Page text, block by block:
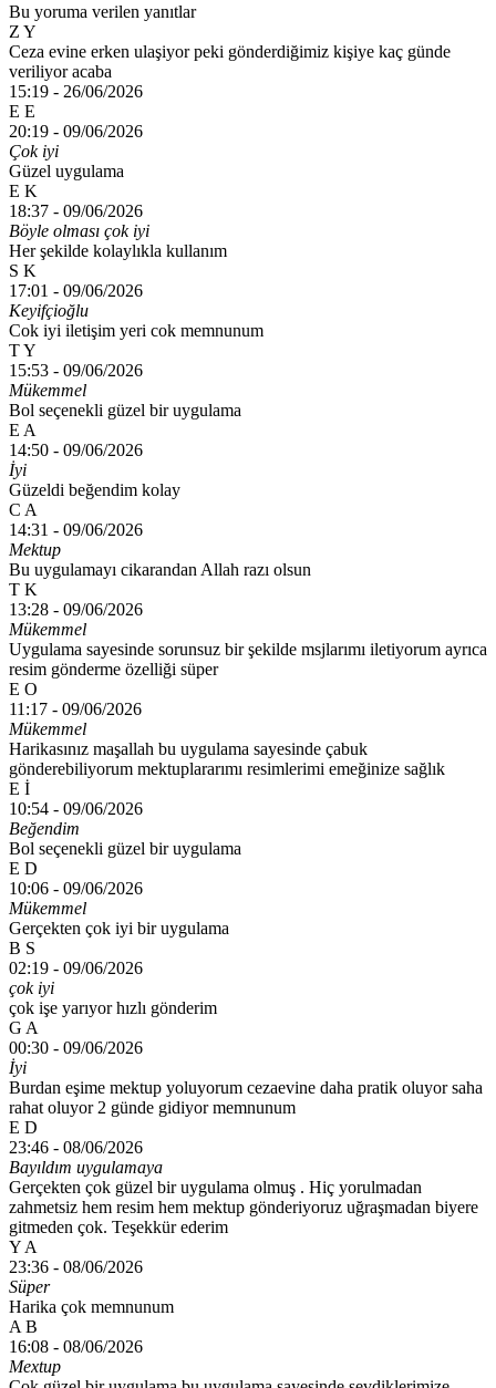
Bu yoruma verilen yanıtlar
Z Y
Ceza evine erken ulaşiyor peki gönderdiğimiz kişiye kaç günde
veriliyor acaba
15:19 - 26/06/2026
E E
20:19 - 09/06/2026
Çok iyi
Güzel uygulama
E K
18:37 - 09/06/2026
Böyle olması çok iyi
Her şekilde kolaylıkla kullanım
S K
17:01 - 09/06/2026
Keyifçioğlu
Cok iyi iletişim yeri cok memnunum
T Y
15:53 - 09/06/2026
Mükemmel
Bol seçenekli güzel bir uygulama
E A
14:50 - 09/06/2026
İyi
Güzeldi beğendim kolay
C A
14:31 - 09/06/2026
Mektup
Bu uygulamayı cikarandan Allah razı olsun
T K
13:28 - 09/06/2026
Mükemmel
Uygulama sayesinde sorunsuz bir şekilde msjlarımı iletiyorum ayrıca
resim gönderme özelliği süper
E O
11:17 - 09/06/2026
Mükemmel
Harikasınız maşallah bu uygulama sayesinde çabuk
gönderebiliyorum mektuplararımı resimlerimi emeğinize sağlık
E İ
10:54 - 09/06/2026
Beğendim
Bol seçenekli güzel bir uygulama
E D
10:06 - 09/06/2026
Mükemmel
Gerçekten çok iyi bir uygulama
B S
02:19 - 09/06/2026
çok iyi
çok işe yarıyor hızlı gönderim
G A
00:30 - 09/06/2026
İyi
Burdan eşime mektup yoluyorum cezaevine daha pratik oluyor saha
rahat oluyor 2 günde gidiyor memnunum
E D
23:46 - 08/06/2026
Bayıldım uygulamaya
Gerçekten çok güzel bir uygulama olmuş . Hiç yorulmadan
zahmetsiz hem resim hem mektup gönderiyoruz uğraşmadan biyere
gitmeden çok. Teşekkür ederim
Y A
23:36 - 08/06/2026
Süper
Harika çok memnunum
A B
16:08 - 08/06/2026
Mextup